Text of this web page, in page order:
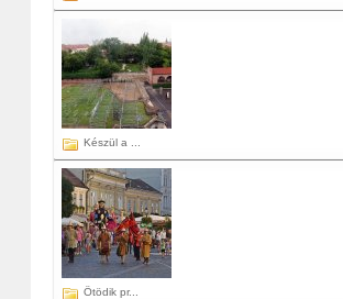
Készül a ...
Ötödik pr...